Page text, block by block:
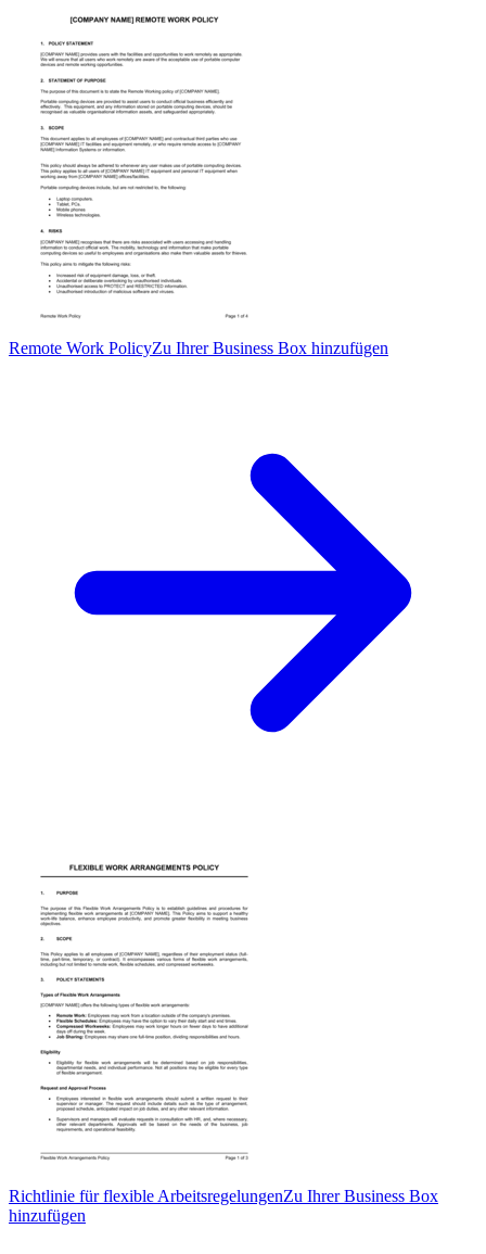
Remote Work PolicyZu Ihrer Business Box hinzufügen
Richtlinie für flexible ArbeitsregelungenZu Ihrer Business Box
hinzufügen